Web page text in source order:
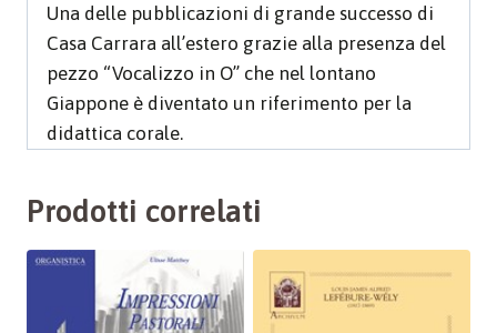
Una delle pubblicazioni di grande successo di
Casa Carrara all’estero grazie alla presenza del
pezzo “Vocalizzo in O” che nel lontano
Giappone è diventato un riferimento per la
didattica corale.
Prodotti correlati